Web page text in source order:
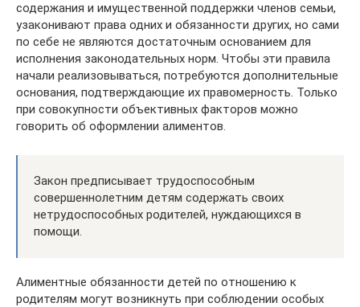
содержания и имущественной поддержки членов семьи,
узаконивают права одних и обязанности других, но сами
по себе не являются достаточным основанием для
исполнения законодательных норм. Чтобы эти правила
начали реализовываться, потребуются дополнительные
основания, подтверждающие их правомерность. Только
при совокупности объективных факторов можно
говорить об оформлении алиментов.
Закон предписывает трудоспособным
совершеннолетним детям содержать своих
нетрудоспособных родителей, нуждающихся в
помощи.
Алиментные обязанности детей по отношению к
родителям могут возникнуть при соблюдении особых